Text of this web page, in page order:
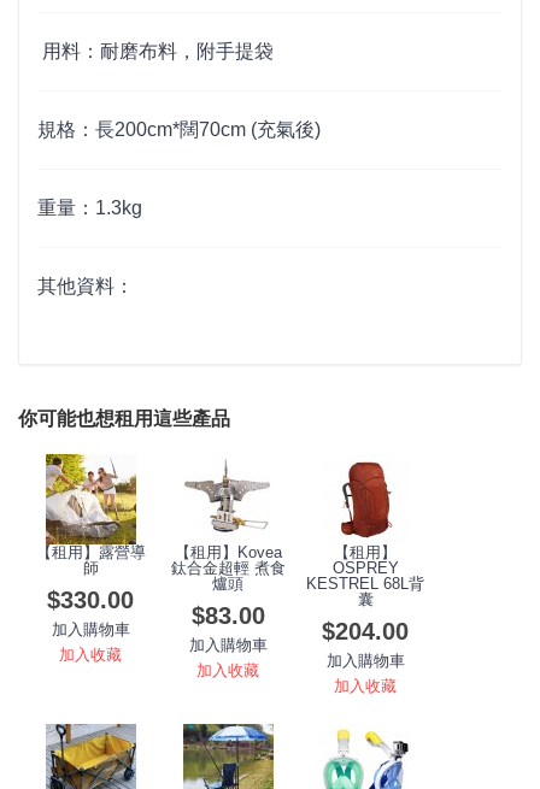
用料： 耐磨布料，附手提袋
規格： 長200cm*闊70cm (充氣後)
重量：1.3kg
其他資料：
你可能也想租用這些產品
【租用】露營導
師
$330.00
加入購物車
加入收藏
【租用】Kovea
鈦合金超輕 煮食
爐頭
$83.00
加入購物車
加入收藏
【租用】
OSPREY
KESTREL 68L背
囊
$204.00
加入購物車
加入收藏